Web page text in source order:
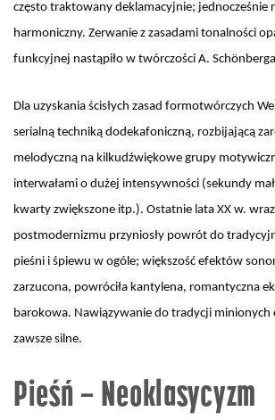
często traktowany deklamacyjnie; jednocześnie
harmoniczny. Zerwanie z zasadami tonalności
funkcyjnej nastąpiło w twórczości A.
Dla uzyskania ścisłych zasad formotwórczych
serialną techniką dodekafoniczną, rozbijającą
melodyczną na kilkudźwiękowe grupy
interwałami o dużej intensywności (sekundy
kwarty zwiększone itp.). Ostatnie lata XX w.
postmodernizmu przyniosły powrót do
pieśni i śpiewu w ogóle; większość efektów
zarzucona, powróciła kantylena, romantyczna
barokowa. Nawiązywanie do tradycji minionych
zawsze silne.
Pieśń – Neoklasycyzm